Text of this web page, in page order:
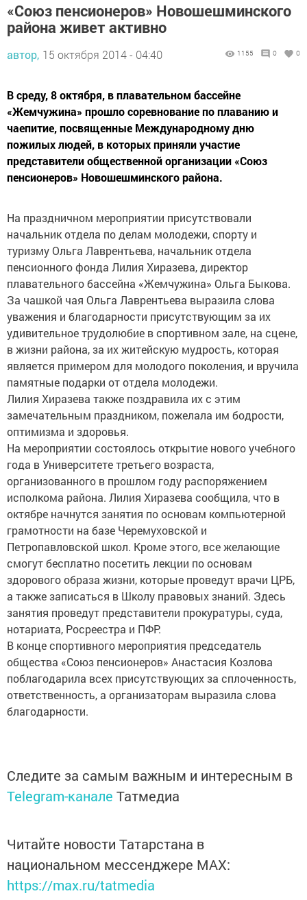
«Союз пенсионеров» Новошешминского
района живет активно
автор, 15 октября 2014 - 04:40 1155 0 0
В среду, 8 октября, в плавательном бассейне
«Жемчужина» прошло соревнование по плаванию и
чаепитие, посвященные Международному дню
пожилых людей, в которых приняли участие
представители общественной организации «Союз
пенсионеров» Новошешминского района.
На праздничном мероприятии присутствовали
начальник отдела по делам молодежи, спорту и
туризму Ольга Лаврентьева, начальник отдела
пенсионного фонда Лилия Хиразева, директор
плавательного бассейна «Жемчужина» Ольга Быкова.
За чашкой чая Ольга Лаврентьева выразила слова
уважения и благодарности присутствующим за их
удивительное трудолюбие в спортивном зале, на сцене,
в жизни района, за их житейскую мудрость, которая
является примером для молодого поколения, и вручила
памятные подарки от отдела молодежи.
Лилия Хиразева также поздравила их с этим
замечательным праздником, пожелала им бодрости,
оптимизма и здоровья.
На мероприятии состоялось открытие нового учебного
года в Университете третьего возраста,
организованного в прошлом году распоряжением
исполкома района. Лилия Хиразева сообщила, что в
октябре начнутся занятия по основам компьютерной
грамотности на базе Черемуховской и
Петропавловской школ. Кроме этого, все желающие
смогут бесплатно посетить лекции по основам
здорового образа жизни, которые проведут врачи ЦРБ,
а также записаться в Школу правовых знаний. Здесь
занятия проведут представители прокуратуры, суда,
нотариата, Росреестра и ПФР.
В конце спортивного мероприятия председатель
общества «Союз пенсионеров» Анастасия Козлова
поблагодарила всех присутствующих за сплоченность,
ответственность, а организаторам выразила слова
благодарности.
Следите за самым важным и интересным в
Telegram-канале Татмедиа
Читайте новости Татарстана в
национальном мессенджере MАХ:
https://max.ru/tatmedia